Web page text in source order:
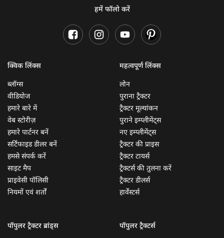
हमें फॉलो करें
क्विक लिंक्स
ब्लॉग्स
वीडियोज
हमारे बारे में
वेब स्टोरीज़
हमारे पार्टनर बनें
सर्टिफाइड डीलर बनें
हमसे संपर्क करें
साइट मैप
प्राइवेसी पॉलिसी
नियमों एवं शर्तों
महत्वपूर्ण लिंक्स
लोन
पुराना ट्रैक्टर
ट्रैक्टर मूल्यांकन
पुराने इम्प्लीमेंट्स
नए इम्प्लीमेंट्स
ट्रैक्टर की प्राइस
ट्रैक्टर टायर्स
ट्रैक्टर्स की तुलना करें
ट्रैक्टर डीलर्स
हार्वेस्टर्स
पॉपुलर ट्रैक्टर ब्रांड्स
पॉपुलर ट्रैक्टर्स